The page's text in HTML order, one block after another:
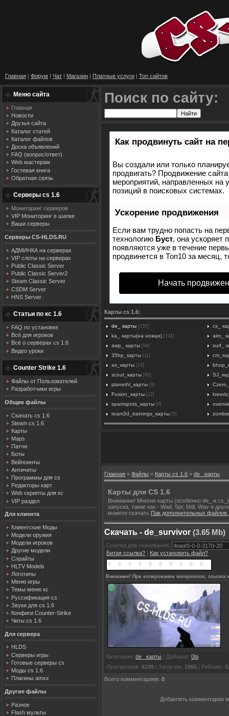
Главная | Форум | Чат | Магазин | Платные услуги | Топ сайтов
Меню сайта
Главная
Новости
Друзья сайта
Каталог статей
Каталог файлов
Доска объявлений
FAQ (вопрос/ответ)
Web мастерам
Гостевая книга
Обратная связь
Серверы cs 1.6
Мониторинг серверов
VIP Мониторинг в шапке
Ваши серверы
Серверы CS-HLDS.RU
АДМИНКА на серверах
VIP слоты на серверах
Public Classic Server
Public Classic Server2
Steam Classic Server
CSDM Server
HNS Server
Статьи по кс 1.6
FAQ по установке
Всё для игроков
Всё о серверах cs 1.6
Видео уроки
Counter Strike 1.6
Файлы от Пользователей
Разработчики игры
Общие файлы
Скачать cs 1.6
Steam cs 1.6
Карты
Maps
Патчи
Боты
Вейпоинты
Античиты
Программы для cs
Редакторы карт
Web скрипты для кс
VIP раздел
Для клиента
Клиентские Моды
Модели оружия
Модели игроков
Другие модели
Спрайты
HLTV Models
Логотипы
Меню игры
Темы меню кс
Руссификация cs
Звуки для cs 1.6
Конфиги Counter-Strike
Читы cs 1.6
Для сервера
HLDS
Серверы игры
Готовые серверы cs
Моды cs 1.6
Плагины amxx
Другие файлы
Разное
Flash мульты
Поиск по сайту:
Как продвинуть сайт на
Вы создали или только
продвигать? Продвижение
мероприятий, направленных на
позиций в поисковых системах.
Ускорение продвижения
Если вам трудно попасть на
технологию Буст, она ускоряет
появляются уже в течение
продвинется в Топ10 за месяц,
Начать
Карты cs 1.6:
de_ карты [237]
cs_
ka_ карты(на ножах)
[101]
aim_
awp_ карты [94]
surf_
35hp_карты
[11]
as_карты
[18]
scout_карты [68]
planethl_карты [9]
Fusion_карты
[12]
spamspots_карты [8]
team3d_trainings_карты [5]
Главная » Файлы » Карты cs 1.6 » de_ карты
Карты для CS 1.6
Внимание! Многие карты (особенно de_ и
запуска, такие как - Wad, Spr, Mdl, Wav и
можете скачать Пак дополнительных файлов
Скачать - de_survivor (3.65 Mb)
Ссылка для скачивания:
Битая ссылка?
Как установить файл?
Внимание! При копировании материалов, ссылка
Категория: de_ карты Добавил: 0bi
Просмотров: 6199 Загрузок: 1955 Рейтинг:
Всего комментариев: 0
Добавлять комментарии